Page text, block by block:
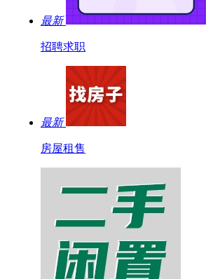
最新
招聘求职
最新
房屋租售